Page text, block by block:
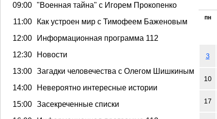
09:00 "Военная тайна" с Игорем Прокопенко
11:00
Как устроен мир с Тимофеем Баженовым
12:00
Информационная программа 112
12:30
Новости
13:00 Загадки человечества с Олегом Шишкиным
14:00
Невероятно интересные истории
15:00 Засекреченные списки
пн
3
10
17